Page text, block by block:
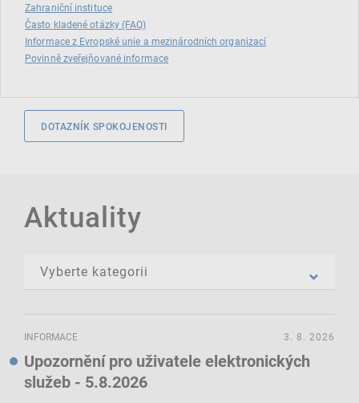
Zahraniční instituce
Často kladené otázky (FAQ)
Informace z Evropské unie a mezinárodních organizací
Povinně zveřejňované informace
DOTAZNÍK SPOKOJENOSTI
Aktuality
INFORMACE
Upozornění pro uživatele elektronických
služeb - 5.8.2026
3. 8. 2026